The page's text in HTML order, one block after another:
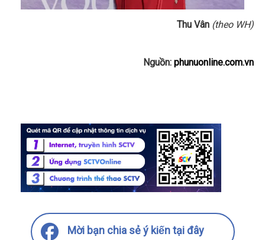
Thu Vân (theo WH)
Nguồn:phunuonline.com.vn
Mời bạn chia sẻ ý kiến tại đây